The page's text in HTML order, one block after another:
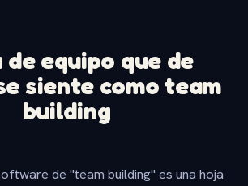
equipo que de
siente como team
building
de "team building" es una hoja